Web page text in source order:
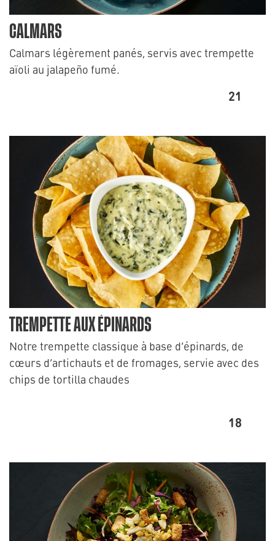
CALMARS
Calmars légèrement panés, servis avec trempette
aïoli au jalapeño fumé.
21
TREMPETTE AUX ÉPINARDS
Notre trempette classique à base d’épinards, de
cœurs d’artichauts et de fromages, servie avec des
chips de tortilla chaudes
18